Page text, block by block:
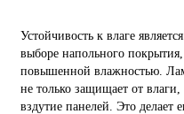
Устойчивость к влаге
выборе напольного
повышенной влажностью.
не только защищает от
вздутие панелей. Это делает